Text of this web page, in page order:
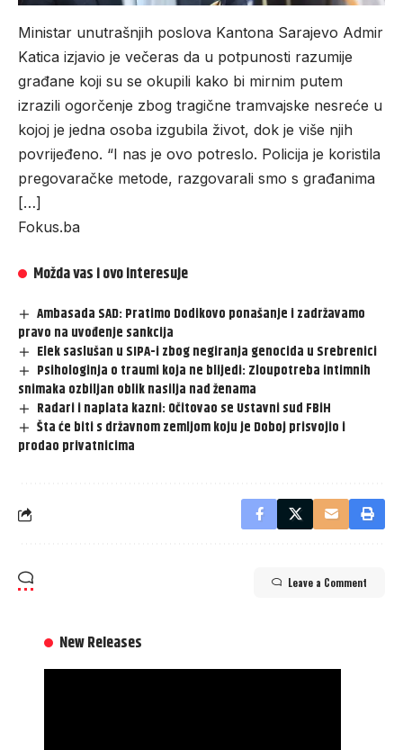
Ministar unutrašnjih poslova Kantona Sarajevo Admir
Katica izjavio je večeras da u potpunosti razumije
građane koji su se okupili kako bi mirnim putem
izrazili ogorčenje zbog tragične tramvajske nesreće u
kojoj je jedna osoba izgubila život, dok je više njih
povrijeđeno. “I nas je ovo potreslo. Policija je koristila
pregovaračke metode, razgovarali smo s građanima
[…]
Fokus.ba
Možda vas i ovo interesuje
Ambasada SAD: Pratimo Dodikovo ponašanje i zadržavamo
pravo na uvođenje sankcija
Elek saslušan u SIPA-i zbog negiranja genocida u Srebrenici
Psihologinja o traumi koja ne blijedi: Zloupotreba intimnih
snimaka ozbiljan oblik nasilja nad ženama
Radari i naplata kazni: Očitovao se Ustavni sud FBiH
Šta će biti s državnom zemljom koju je Doboj prisvojio i
prodao privatnicima
Leave a Comment
New Releases